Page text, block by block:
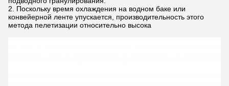
Поскольку время охлаждения на водном баке или
конвейерной ленте упускается, производительность этого
метода пелетизации относительно высока